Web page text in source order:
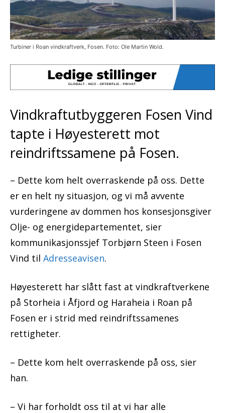
Turbiner i Roan vindkraftverk, Fosen. Foto: Ole Martin Wold.
Vindkraftutbyggeren Fosen Vind
tapte i Høyesterett mot
reindriftssamene på Fosen.
– Dette kom helt overraskende på oss. Dette
er en helt ny situasjon, og vi må avvente
vurderingene av dommen hos konsesjonsgiver
Olje- og energidepartementet, sier
kommunikasjonssjef Torbjørn Steen i Fosen
Vind til Adresseavisen.
Høyesterett har slått fast at vindkraftverkene
på Storheia i Åfjord og Haraheia i Roan på
Fosen er i strid med reindriftssamenes
rettigheter.
– Dette kom helt overraskende på oss, sier
han.
– Vi har forholdt oss til at vi har alle